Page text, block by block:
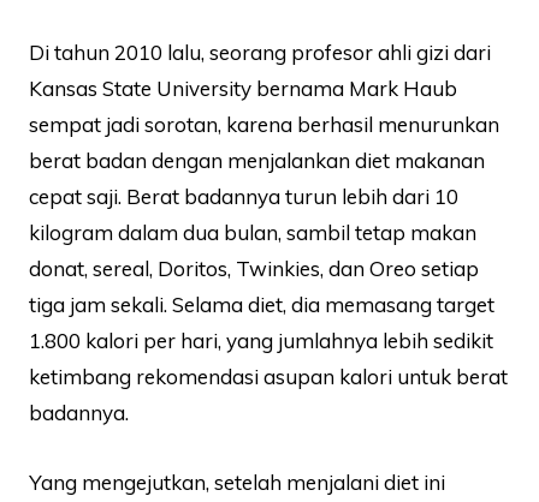
Di tahun 2010 lalu, seorang profesor ahli gizi dari
Kansas State University bernama Mark Haub
sempat jadi sorotan, karena berhasil menurunkan
berat badan dengan menjalankan diet makanan
cepat saji. Berat badannya turun lebih dari 10
kilogram dalam dua bulan, sambil tetap makan
donat, sereal, Doritos, Twinkies, dan Oreo setiap
tiga jam sekali. Selama diet, dia memasang target
1.800 kalori per hari, yang jumlahnya lebih sedikit
ketimbang rekomendasi asupan kalori untuk berat
badannya.
Yang mengejutkan, setelah menjalani diet ini